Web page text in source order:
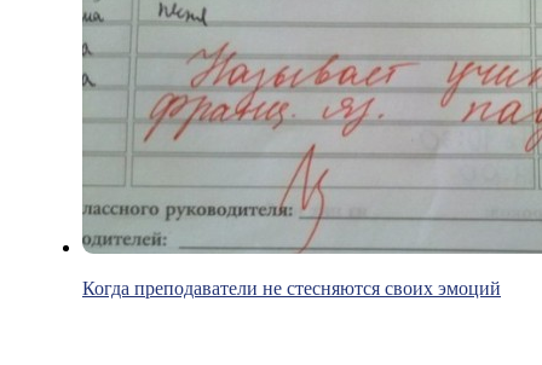
Когда преподаватели не стесняются своих эмоций